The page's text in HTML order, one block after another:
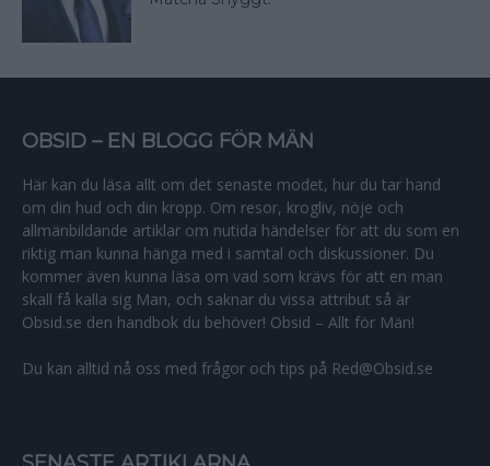
OBSID – EN BLOGG FÖR MÄN
Här kan du läsa allt om det senaste modet, hur du tar hand
om din hud och din kropp. Om resor, krogliv, nöje och
allmänbildande artiklar om nutida händelser för att du som en
riktig man kunna hänga med i samtal och diskussioner. Du
kommer även kunna läsa om vad som krävs för att en man
skall få kalla sig Man, och saknar du vissa attribut så är
Obsid.se den handbok du behöver! Obsid – Allt för Män!
Du kan alltid nå oss med frågor och tips på Red@Obsid.se